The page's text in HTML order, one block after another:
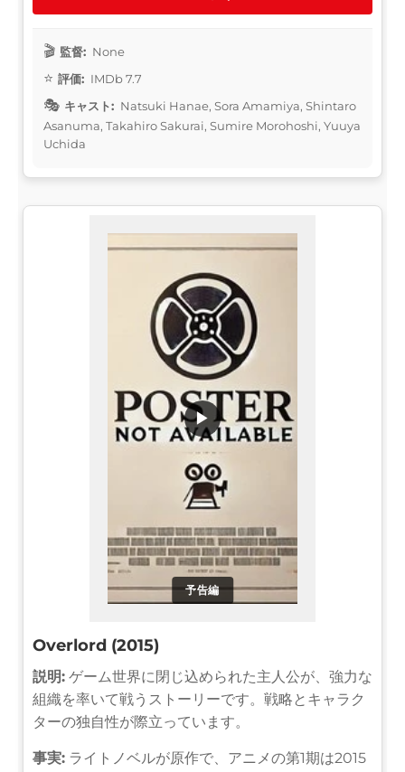
監督: None
評価: IMDb 7.7
キャスト: Natsuki Hanae, Sora Amamiya, Shintaro
Asanuma, Takahiro Sakurai, Sumire Morohoshi, Yuuya
Uchida
予告編
▶
Overlord (2015)
説明: ゲーム世界に閉じ込められた主人公が、強力な
組織を率いて戦うストーリーです。戦略とキャラク
ターの独自性が際立っています。
事実: ライトノベルが原作で、アニメの第1期は2015